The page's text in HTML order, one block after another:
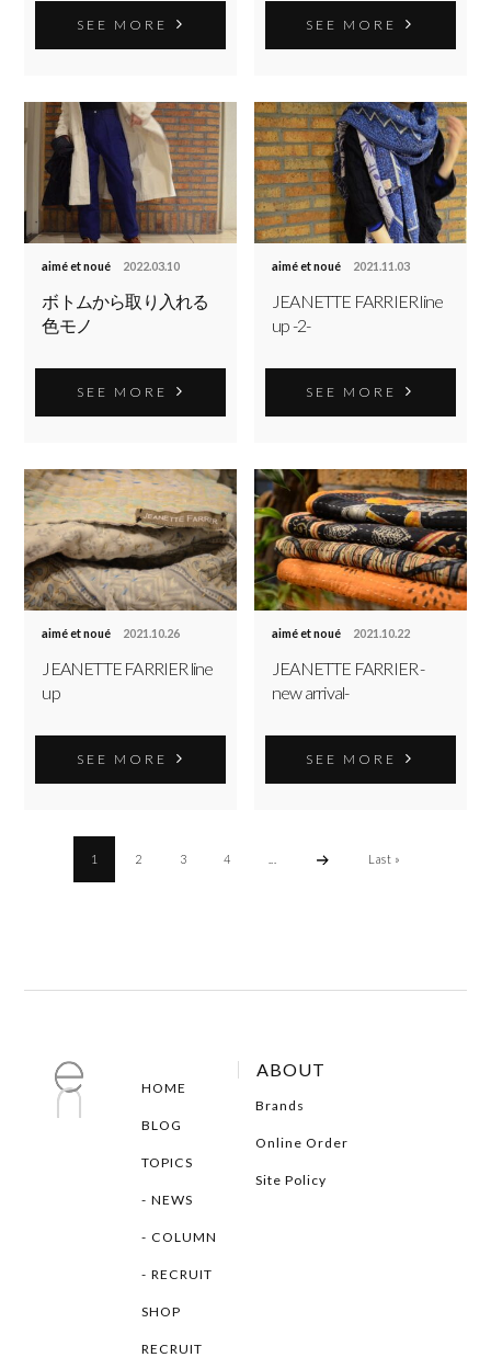
SEE MORE SEE MORE
aimé et noué 2022.03.10
ボトムから取り入れる
色モノ
SEE MORE
aimé et noué 2021.11.03
JEANETTE FARRIER line
up -2-
SEE MORE
aimé et noué 2021.10.26
JEANETTE FARRIER line
up
SEE MORE
aimé et noué 2021.10.22
JEANETTE FARRIER -
new arrival-
SEE MORE
1 2 3 4 Last »
HOME
BLOG
TOPICS
NEWS
COLUMN
RECRUIT
SHOP
RECRUIT
ABOUT
Brands
Online Order
Site Policy